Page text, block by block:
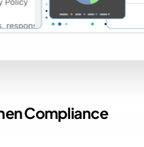
Compliance